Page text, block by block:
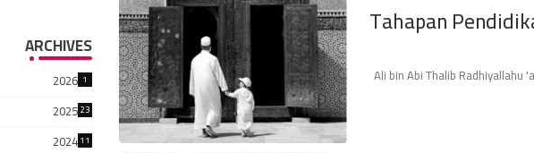
Tahapan
Ali bin Abi Thalib Radhiyallahu
ARCHIVES
2026 1
202523
202411